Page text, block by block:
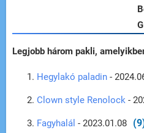
Legjobb három pakli,
Hegylakó paladin -
Clown style Renolock -
Fagyhalál - 2023.01.08